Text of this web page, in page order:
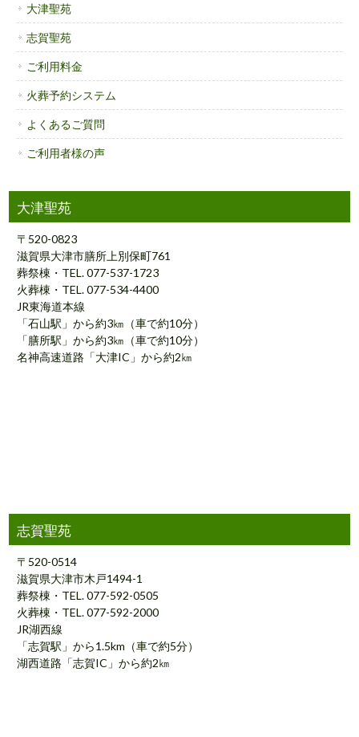
大津聖苑
志賀聖苑
ご利用料金
火葬予約システム
よくあるご質問
ご利用者様の声
大津聖苑
〒520-0823
滋賀県大津市膳所上別保町761
葬祭棟・TEL. 077-537-1723
火葬棟・TEL. 077-534-4400
JR東海道本線
「石山駅」から約3㎞（車で約10分）
「膳所駅」から約3㎞（車で約10分）
名神高速道路「大津IC」から約2㎞
志賀聖苑
〒520-0514
滋賀県大津市木戸1494-1
葬祭棟・TEL. 077-592-0505
火葬棟・TEL. 077-592-2000
JR湖西線
「志賀駅」から1.5km（車で約5分）
湖西道路「志賀IC」から約2㎞